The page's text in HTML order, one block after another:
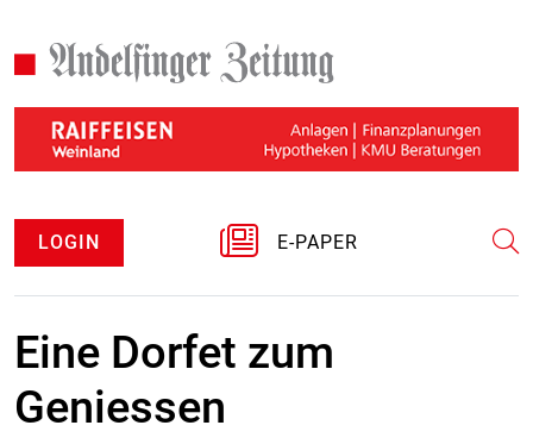
LOGIN E-PAPER
Eine Dorfet zum
Geniessen